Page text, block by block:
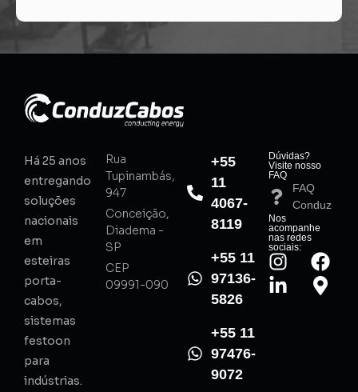
Há 25 anos
entregando
soluções
nacionais
em
esteiras
porta-
cabos,
sistemas
festoon
para
indústrias.
Rua
Tupinambás,
947
Conceição,
Diadema -
SP
CEP
09991-090
+55
11
4067-
8119
+55 11
97136-
5826
+55 11
97476-
9072
Dúvidas?
Visite nosso
FAQ
FAQ
Conduz
Nos
acompanhe
nas redes
sociais: